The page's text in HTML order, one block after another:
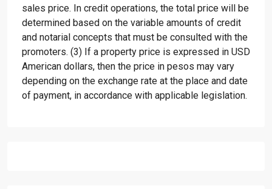
sales price. In credit operations, the total price will be
determined based on the variable amounts of credit
and notarial concepts that must be consulted with the
promoters. (3) If a property price is expressed in USD
American dollars, then the price in pesos may vary
depending on the exchange rate at the place and date
of payment, in accordance with applicable legislation.